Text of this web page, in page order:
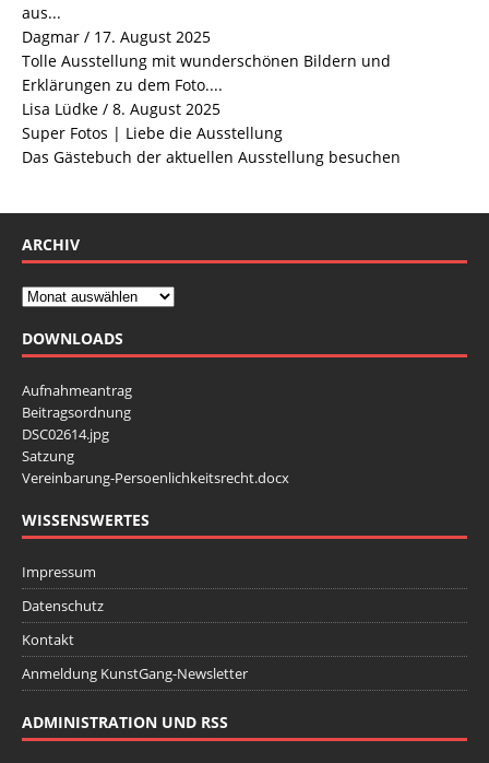
aus...
Dagmar / 17. August 2025
Tolle Ausstellung mit wunderschönen Bildern und
Erklärungen zu dem Foto....
Lisa Lüdke / 8. August 2025
Super Fotos | Liebe die Ausstellung
Das Gästebuch der aktuellen Ausstellung besuchen
ARCHIV
DOWNLOADS
Aufnahmeantrag
Beitragsordnung
DSC02614.jpg
Satzung
Vereinbarung-Persoenlichkeitsrecht.docx
WISSENSWERTES
Impressum
Datenschutz
Kontakt
Anmeldung KunstGang-Newsletter
ADMINISTRATION UND RSS